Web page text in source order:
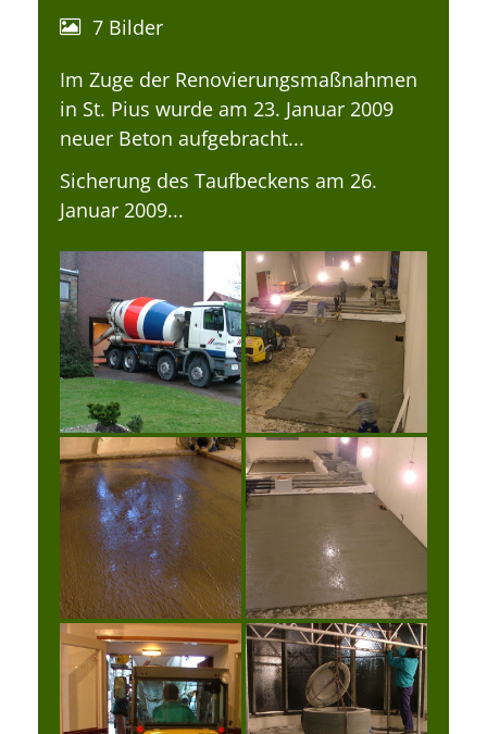
7 Bilder
Im Zuge der Renovierungsmaßnahmen
in St. Pius wurde am 23. Januar 2009
neuer Beton aufgebracht...
Sicherung des Taufbeckens am 26.
Januar 2009...